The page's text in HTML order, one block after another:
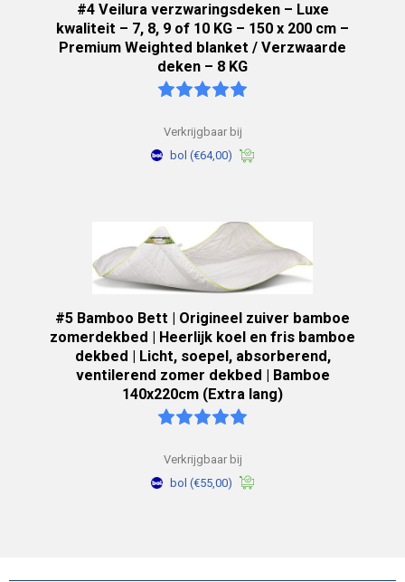
#4 Veilura verzwaringsdeken – Luxe
kwaliteit – 7, 8, 9 of 10 KG – 150 x 200 cm –
Premium Weighted blanket / Verzwaarde
deken – 8 KG
Verkrijgbaar bij
bol (€64,00)
#5 Bamboo Bett | Origineel zuiver bamboe
zomerdekbed | Heerlijk koel en fris bamboe
dekbed | Licht, soepel, absorberend,
ventilerend zomer dekbed | Bamboe
140x220cm (Extra lang)
Verkrijgbaar bij
bol (€55,00)